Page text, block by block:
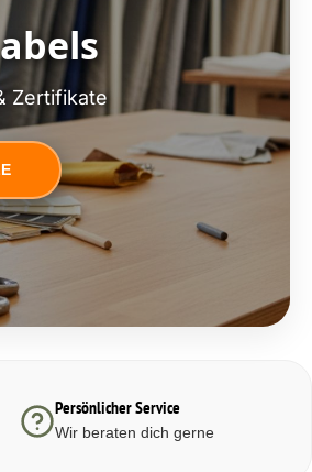
Zertifikate
Persönlicher Service
Wir beraten dich gerne